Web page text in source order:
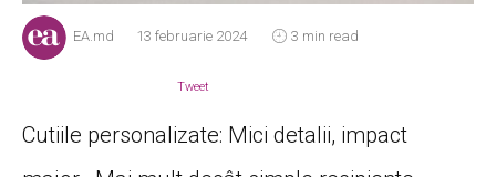
EA.md 13 februarie 2024 3 min read
Tweet
Cutiile personalizate: Mici detalii, impact